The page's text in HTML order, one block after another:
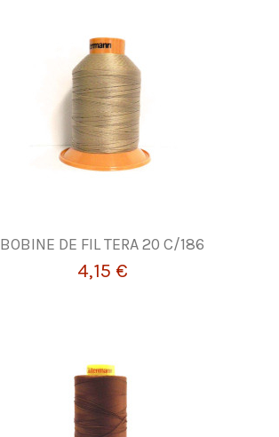
BOBINE DE FIL TERA 20 C/186
4,15 €